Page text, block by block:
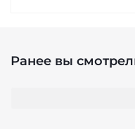
Ранее вы